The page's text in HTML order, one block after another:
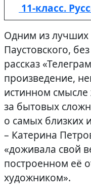
11-класс.
Одним из лучших
Паустовского,
рассказ
произведение,
истинном
за бытовых
о самых близких
– Катерина
«доживала свой
построенном её
художником».